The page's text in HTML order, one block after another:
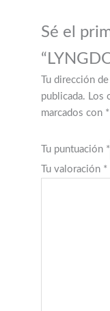
Sé el
Tu dirección
publicada. Los
marcados con *
Tu puntuación *
Tu valoración *